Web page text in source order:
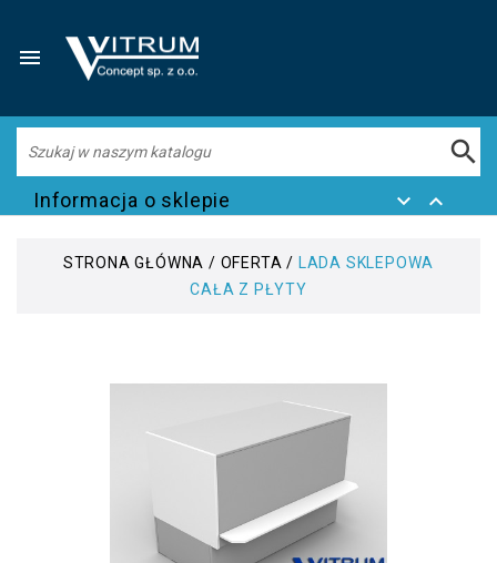


Informacja o sklepie  
STRONA GŁÓWNA OFERTA
LADA SKLEPOWA
CAŁA Z PŁYTY